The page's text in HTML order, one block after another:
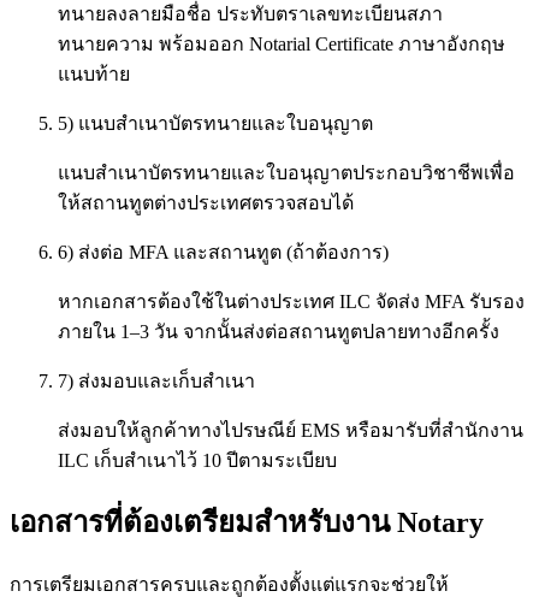
ทนายลงลายมือชื่อ ประทับตราเลขทะเบียนสภา
ทนายความ พร้อมออก Notarial Certificate ภาษาอังกฤษ
แนบท้าย
5) แนบสำเนาบัตรทนายและใบอนุญาต
แนบสำเนาบัตรทนายและใบอนุญาตประกอบวิชาชีพเพื่อ
ให้สถานทูตต่างประเทศตรวจสอบได้
6) ส่งต่อ MFA และสถานทูต (ถ้าต้องการ)
หากเอกสารต้องใช้ในต่างประเทศ ILC จัดส่ง MFA รับรอง
ภายใน 1–3 วัน จากนั้นส่งต่อสถานทูตปลายทางอีกครั้ง
7) ส่งมอบและเก็บสำเนา
ส่งมอบให้ลูกค้าทางไปรษณีย์ EMS หรือมารับที่สำนักงาน
ILC เก็บสำเนาไว้ 10 ปีตามระเบียบ
เอกสารที่ต้องเตรียมสำหรับงาน Notary
การเตรียมเอกสารครบและถูกต้องตั้งแต่แรกจะช่วยให้